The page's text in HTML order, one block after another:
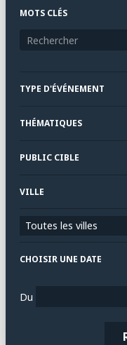
MOTS CLÉS
TYPE D'ÉVÉNEMENT
THÉMATIQUES
PUBLIC CIBLE
VILLE
Toutes les villes
CHOISIR UNE DATE
Du